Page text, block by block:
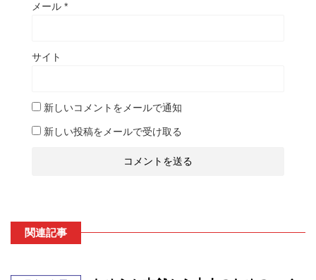
メール *
サイト
新しいコメントをメールで通知
新しい投稿をメールで受け取る
関連記事